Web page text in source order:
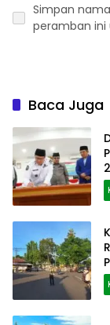
Simpan
peramban ini
Baca Juga